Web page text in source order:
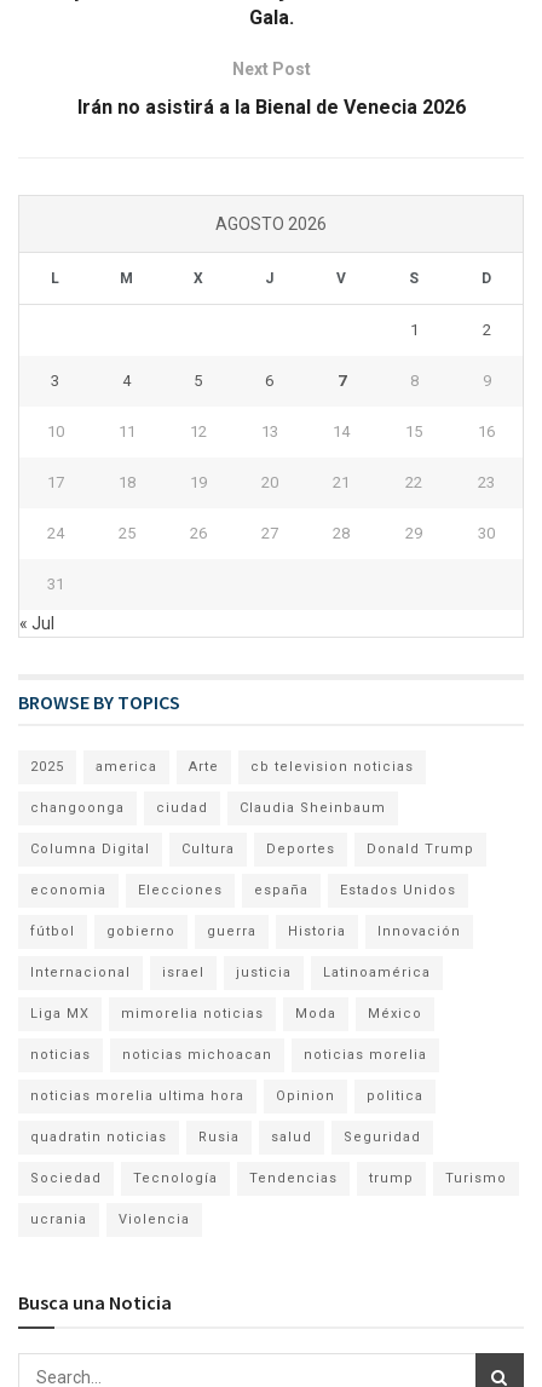
Gala.
Next Post
Irán no asistirá a la Bienal de Venecia 2026
AGOSTO 2026
L M X J V S D
1 2
3 4 5 6 7 8 9
10 11 12 13 14 15 16
17 18 19 20 21 22 23
24 25 26 27 28 29 30
31
« Jul
BROWSE BY TOPICS
2025 america Arte cb television noticias
changoonga ciudad Claudia Sheinbaum
Columna Digital Cultura Deportes Donald Trump
economia Elecciones españa Estados Unidos
fútbol gobierno guerra Historia Innovación
Internacional israel justicia Latinoamérica
Liga MX mimorelia noticias Moda México
noticias noticias michoacan noticias morelia
noticias morelia ultima hora Opinion politica
quadratin noticias Rusia salud Seguridad
Sociedad Tecnología Tendencias trump Turismo
ucrania Violencia
Busca una Noticia